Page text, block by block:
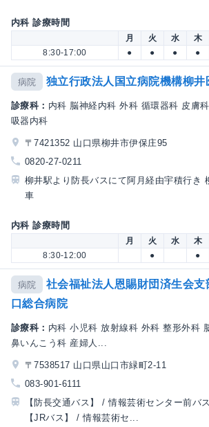
内科 診療時間
月 火 水 木
8:30-17:00
● ● ● ●
病院 独立行政法人国立病院機構柳井
診療科： 内科 脳神経内科 外科 循環器科 皮膚
吸器内科
〒7421352 山口県柳井市伊保庄95
0820-27-0211
柳井駅より防長バスにて阿月経由宇積行き
車
内科 診療時間
月 火 水 木
8:30-12:00
● ●
病院
社会福祉法人恩賜財団済生会支
口総合病院
診療科： 内科 小児科 放射線科 外科 整形外科
鼻いんこう科 産婦人...
〒7538517 山口県山口市緑町2-11
083-901-6111
【防長交通バス】 / 情報芸術センター前バ
【JRバス】 / 情報芸術セ...